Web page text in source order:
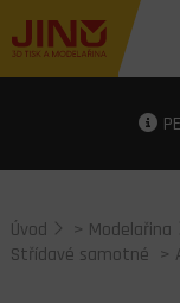
Úvod > Modelařina
Střídavé samotné >